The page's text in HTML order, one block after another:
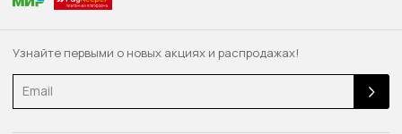
Узнайте первыми о новых акциях и распродажах!
Email